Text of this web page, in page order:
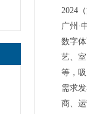
2024
广州·
数字
艺、
等，
需求
商、